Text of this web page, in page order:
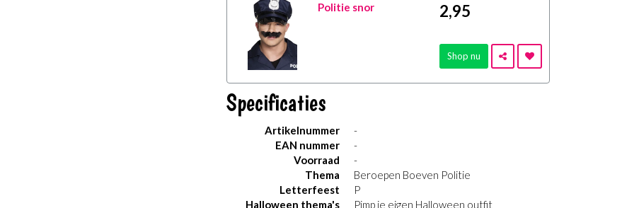
Politie snor 2,95
Shop nu
Specificaties
Artikelnummer
-
EAN nummer
-
Voorraad
-
Thema
Beroepen Boeven Politie
Letterfeest
P
Halloween thema's
Pimp je eigen Halloween outfit